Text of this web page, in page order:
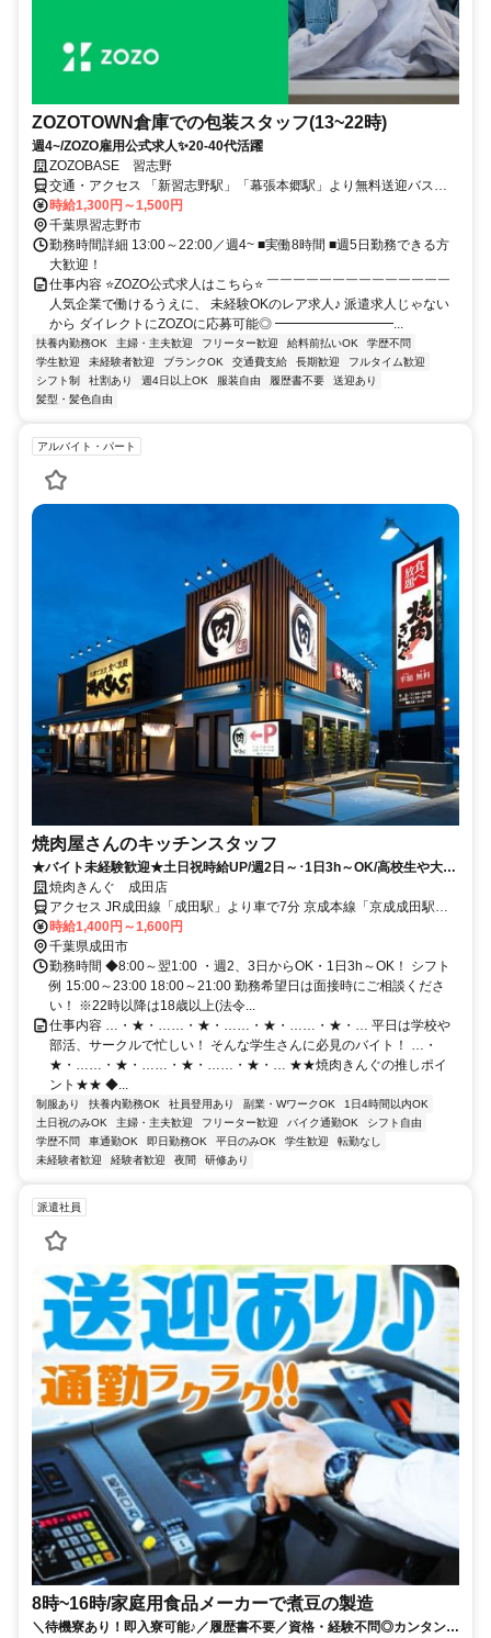
ZOZOTOWN倉庫での包装スタッフ(13~22時)
週4~/ZOZO雇用公式求人✨️20-40代活躍
ZOZOBASE 習志野
交通・アクセス 「新習志野駅」「幕張本郷駅」より無料送迎バス運
行中
時給1,300円～1,500円
千葉県習志野市
勤務時間詳細 13:00～22:00／週4~ ■実働8時間 ■週5日勤務できる方
大歓迎！
仕事内容 ⭐️ZOZO公式求人はこちら⭐️ ￣￣￣￣￣￣￣￣￣￣￣￣￣￣
人気企業で働けるうえに、 未経験OKのレア求人♪ 派遣求人じゃない
から ダイレクトにZOZOに応募可能◎ ━━━━━━━━━...
扶養内勤務OK 主婦・主夫歓迎 フリーター歓迎 給料前払いOK
学歴不問
学生歓迎
未経験者歓迎 ブランクOK 交通費支給 長期歓迎
フルタイム歓迎
シフト制
社割あり 週4日以上OK 服装自由 履歴書不要
送迎あり
髪型・髪色自由
アルバイト・パート
焼肉屋さんのキッチンスタッフ
★バイト未経験歓迎★土日祝時給UP/週2日～･1日3h～OK/高校生や大学
生など、学生さん大歓迎！
焼肉きんぐ 成田店
アクセス JR成田線「成田駅」より車で7分 京成本線「京成成田駅」
より車で7分
時給1,400円～1,600円
千葉県成田市
勤務時間 ◆8:00～翌1:00 ・週2、3日からOK・1日3h～OK！ シフト
例 15:00～23:00 18:00～21:00 勤務希望日は面接時にご相談くださ
い！ ※22時以降は18歳以上(法令...
仕事内容 …・★・……・★・……・★・……・★・… 平日は学校や
部活、サークルで忙しい！ そんな学生さんに必見のバイト！ …・
★・……・★・……・★・……・★・… ★★焼肉きんぐの推しポイ
ント★★ ◆...
制服あり 扶養内勤務OK 社員登用あり 副業・WワークOK
1日4時間以内OK
土日祝のみOK
主婦・主夫歓迎 フリーター歓迎 バイク通勤OK
シフト自由
学歴不問
車通勤OK 即日勤務OK 平日のみOK 学生歓迎
転勤なし
未経験者歓迎
経験者歓迎 夜間 研修あり
派遣社員
8時~16時/家庭用食品メーカーで煮豆の製造
＼待機寮あり！即入寮可能♪／履歴書不要／資格・経験不問◎カンタン＆